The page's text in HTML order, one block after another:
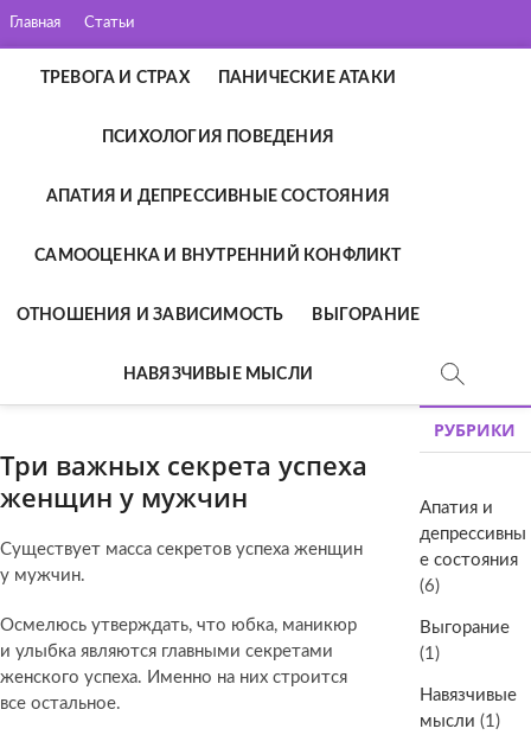
П
м
м
Главная Статьи
ТРЕВОГА И СТРАХ ПАНИЧЕСКИЕ АТАКИ
ПСИХОЛОГИЯ ПОВЕДЕНИЯ
АПАТИЯ И ДЕПРЕССИВНЫЕ СОСТОЯНИЯ
САМООЦЕНКА И ВНУТРЕННИЙ КОНФЛИКТ
ОТНОШЕНИЯ И ЗАВИСИМОСТЬ ВЫГОРАНИЕ
НАВЯЗЧИВЫЕ МЫСЛИ
Три важных секрета успеха
женщин у мужчин
Существует масса секретов успеха женщин
у мужчин.
Осмелюсь утверждать, что юбка, маникюр
и улыбка являются главными секретами
женского успеха. Именно на них строится
все остальное.
РУБРИКИ
Апатия и
депрессивны
е состояния
(6)
Выгорание
(1)
Навязчивые
мысли (1)